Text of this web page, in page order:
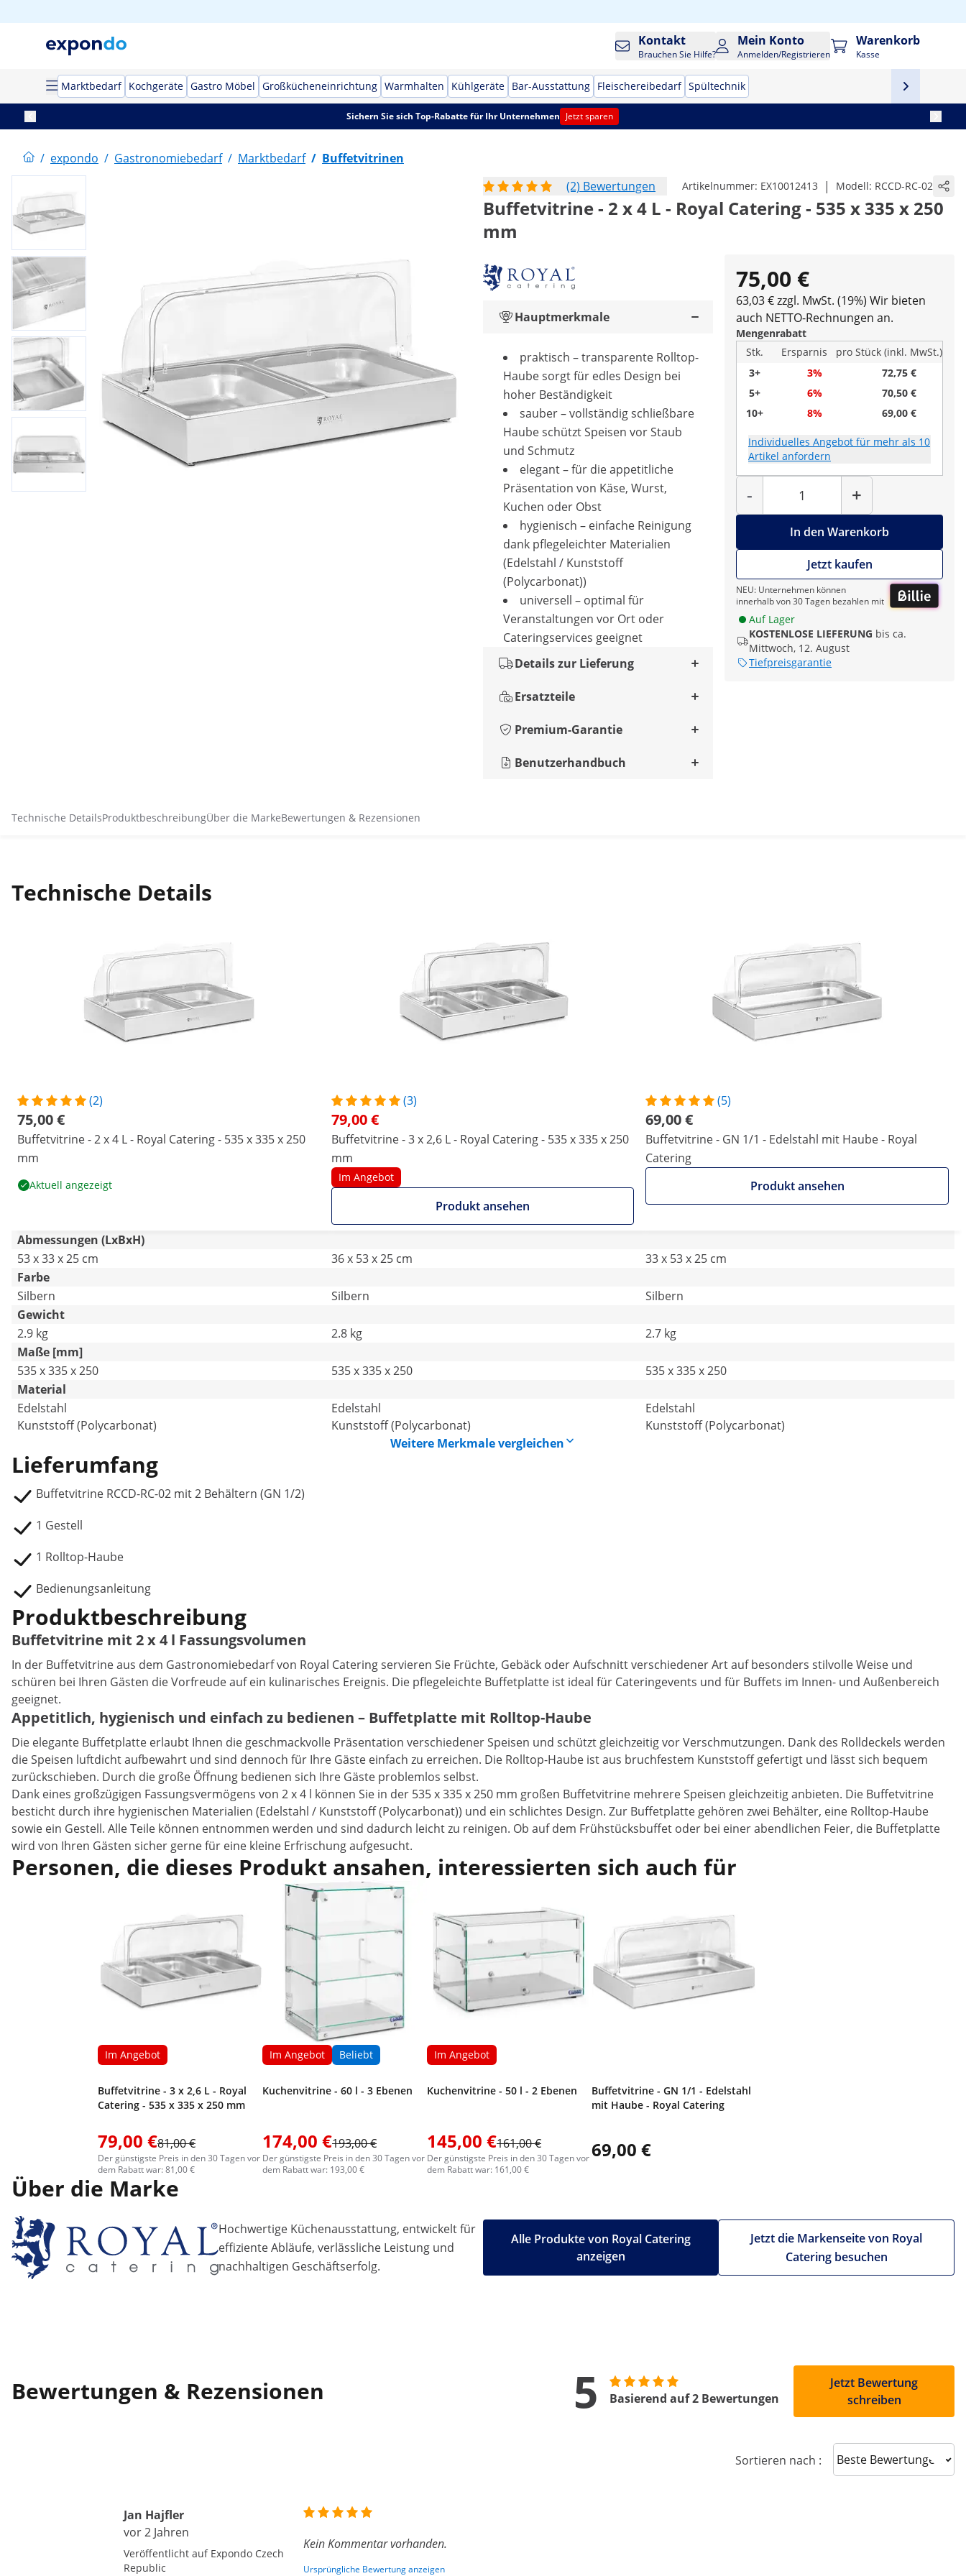
Kontakt
Brauchen Sie Hilfe?
Mein Konto
Anmelden/Registrieren
Warenkorb
Kasse
Marktbedarf Kochgeräte Gastro Möbel Großkücheneinrichtung Warmhalten Kühlgeräte Bar-Ausstattung Fleischereibedarf Spültechnik
Sichern Sie sich Top-Rabatte für Ihr Unternehmen Jetzt sparen
/ expondo / Gastronomiebedarf / Marktbedarf / Buffetvitrinen
(2) Bewertungen
Artikelnummer: EX10012413 | Modell: RCCD-RC-02
Buffetvitrine - 2 x 4 L - Royal Catering - 535 x 335 x 250
mm
75,00 €
63,03 € zzgl. MwSt. (19%) Wir bieten
auch NETTO-Rechnungen an.
Mengenrabatt
Stk.
Ersparnis
pro Stück (inkl. MwSt.)
3+
3%
72,75 €
5+
6%
70,50 €
10+
8% 69,00 €
Individuelles Angebot für mehr als 10
Artikel anfordern
-
Menge
+
In den Warenkorb
Jetzt kaufen
NEU: Unternehmen können
innerhalb von 30 Tagen bezahlen mit
Auf Lager
KOSTENLOSE LIEFERUNG bis ca.
Mittwoch, 12. August
Tiefpreisgarantie
Hauptmerkmale
praktisch – transparente Rolltop-
Haube sorgt für edles Design bei
hoher Beständigkeit
sauber – vollständig schließbare
Haube schützt Speisen vor Staub
und Schmutz
elegant – für die appetitliche
Präsentation von Käse, Wurst,
Kuchen oder Obst
hygienisch – einfache Reinigung
dank pflegeleichter Materialien
(Edelstahl / Kunststoff
(Polycarbonat))
universell – optimal für
Veranstaltungen vor Ort oder
Cateringservices geeignet
Details zur Lieferung
Ersatzteile
Premium-Garantie
Benutzerhandbuch
Technische DetailsProduktbeschreibungÜber die MarkeBewertungen & Rezensionen
Technische Details
(2)
75,00 €
Buffetvitrine - 2 x 4 L - Royal Catering - 535 x 335 x 250
mm
Aktuell angezeigt
(3)
79,00 €
Buffetvitrine - 3 x 2,6 L - Royal Catering - 535 x 335 x 250
mm
Im Angebot
Produkt ansehen
(5)
69,00 €
Buffetvitrine - GN 1/1 - Edelstahl mit Haube - Royal
Catering
Produkt ansehen
Abmessungen (LxBxH)
53 x 33 x 25 cm
36 x 53 x 25 cm
33 x 53 x 25 cm
Farbe
Silbern
Silbern
Silbern
Gewicht
2.9 kg
2.8 kg
2.7 kg
Maße [mm]
535 x 335 x 250
535 x 335 x 250
535 x 335 x 250
Material
Edelstahl
Kunststoff (Polycarbonat)
Edelstahl
Kunststoff (Polycarbonat)
Edelstahl
Kunststoff (Polycarbonat)
Weitere Merkmale vergleichen
Lieferumfang
Buffetvitrine RCCD-RC-02 mit 2 Behältern (GN 1/2)
1 Gestell
1 Rolltop-Haube
Bedienungsanleitung
Produktbeschreibung
Buffetvitrine mit 2 x 4 l Fassungsvolumen
In der Buffetvitrine aus dem Gastronomiebedarf von Royal Catering servieren Sie Früchte, Gebäck oder Aufschnitt verschiedener Art auf besonders stilvolle Weise und
schüren bei Ihren Gästen die Vorfreude auf ein kulinarisches Ereignis. Die pflegeleichte Buffetplatte ist ideal für Cateringevents und für Buffets im Innen- und Außenbereich
geeignet.
Appetitlich, hygienisch und einfach zu bedienen – Buffetplatte mit Rolltop-Haube
Die elegante Buffetplatte erlaubt Ihnen die geschmackvolle Präsentation verschiedener Speisen und schützt gleichzeitig vor Verschmutzungen. Dank des Rolldeckels werden
die Speisen luftdicht aufbewahrt und sind dennoch für Ihre Gäste einfach zu erreichen. Die Rolltop-Haube ist aus bruchfestem Kunststoff gefertigt und lässt sich bequem
zurückschieben. Durch die große Öffnung bedienen sich Ihre Gäste problemlos selbst.
Dank eines großzügigen Fassungsvermögens von 2 x 4 l können Sie in der 535 x 335 x 250 mm großen Buffetvitrine mehrere Speisen gleichzeitig anbieten. Die Buffetvitrine
besticht durch ihre hygienischen Materialien (Edelstahl / Kunststoff (Polycarbonat)) und ein schlichtes Design. Zur Buffetplatte gehören zwei Behälter, eine Rolltop-Haube
sowie ein Gestell. Alle Teile können entnommen werden und sind dadurch leicht zu reinigen. Ob auf dem Frühstücksbuffet oder bei einer abendlichen Feier, die Buffetplatte
wird von Ihren Gästen sicher gerne für eine kleine Erfrischung aufgesucht.
Personen, die dieses Produkt ansahen, interessierten sich auch für
Im Angebot
Buffetvitrine - 3 x 2,6 L - Royal
Catering - 535 x 335 x 250 mm
79,00 €81,00 €
Der günstigste Preis in den 30 Tagen vor
dem Rabatt war: 81,00 €
Im Angebot Beliebt
Kuchenvitrine - 60 l - 3 Ebenen
174,00 €193,00 €
Der günstigste Preis in den 30 Tagen vor
dem Rabatt war: 193,00 €
Im Angebot
Kuchenvitrine - 50 l - 2 Ebenen
145,00 €161,00 €
Der günstigste Preis in den 30 Tagen vor
dem Rabatt war: 161,00 €
Buffetvitrine - GN 1/1 - Edelstahl
mit Haube - Royal Catering
69,00 €
Über die Marke
Hochwertige Küchenausstattung, entwickelt für
effiziente Abläufe, verlässliche Leistung und
nachhaltigen Geschäftserfolg.
Jetzt die Markenseite von Royal
Catering besuchen
Alle Produkte von Royal Catering
anzeigen
Bewertungen & Rezensionen 5 Basierend auf 2 Bewertungen
Jetzt Bewertung
schreiben
Sortieren nach : Sort reviews
Jan Hajfler
vor 2 Jahren
Veröffentlicht auf Expondo Czech
Republic
Kein Kommentar vorhanden.
Ursprüngliche Bewertung anzeigen